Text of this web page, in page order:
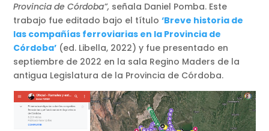
Provincia de Córdoba”, señala Daniel Pomba. Este
trabajo fue editado bajo el título‘Breve historia de
las compañías ferroviarias en la Provincia de
Córdoba’ (ed. Libella, 2022) y fue presentado en
septiembre de 2022 en la sala Regino Maders de la
antigua Legislatura de la Provincia de Córdoba.